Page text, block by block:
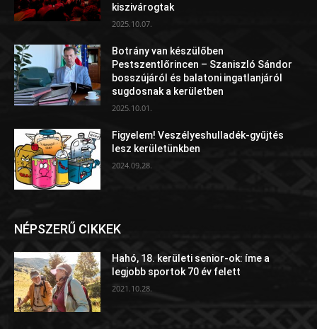
kiszivárogtak
2025.10.07.
Botrány van készülőben
Pestszentlőrincen – Szaniszló Sándor
bosszújáról és balatoni ingatlanjáról
sugdosnak a kerületben
2025.10.01.
Figyelem! Veszélyeshulladék-gyűjtés
lesz kerületünkben
2024.09.28.
NÉPSZERŰ CIKKEK
Hahó, 18. kerületi senior-ok: íme a
legjobb sportok 70 év felett
2021.10.28.